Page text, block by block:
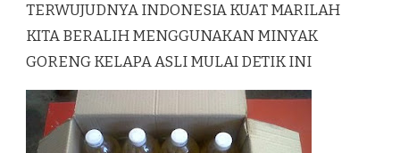
TERWUJUDNYA INDONESIA KUAT MARILAH
KITA BERALIH MENGGUNAKAN MINYAK
GORENG KELAPA ASLI MULAI DETIK INI